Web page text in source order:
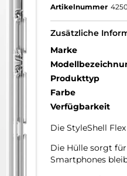
Artikelnummer
Zusätzliche
Marke
Produkttyp
Farbe
Verfügbarkeit
Die StyleShell
Die Hülle sorgt
Smartphones